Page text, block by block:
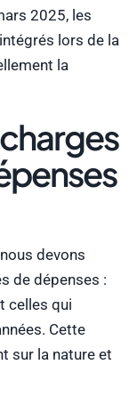
2025, les
lors de la
la
devons
de dépenses :
celles qui
Cette
sur la nature et